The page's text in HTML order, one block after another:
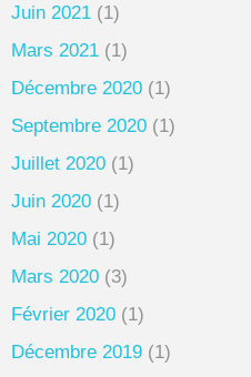
Juin 2021 (1)
Mars 2021 (1)
Décembre 2020 (1)
Septembre 2020 (1)
Juillet 2020 (1)
Juin 2020 (1)
Mai 2020 (1)
Mars 2020 (3)
Février 2020 (1)
Décembre 2019 (1)